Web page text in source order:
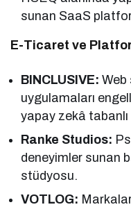
sunan SaaS
E-Ticaret ve
BINCLUSIVE: Web
uygulamaları
yapay zekâ
Ranke Studios:
deneyimler sunan
stüdyosu.
VOTLOG: